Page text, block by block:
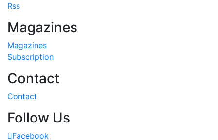
Rss
Magazines
Magazines
Subscription
Contact
Contact
Follow Us
Facebook